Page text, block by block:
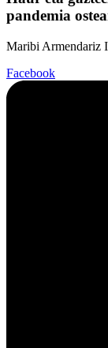
pandemia
Maribi Armendariz
Facebook